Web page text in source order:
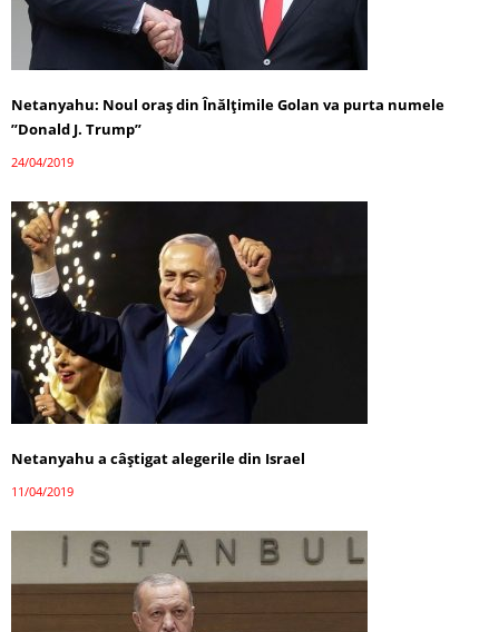
Netanyahu: Noul oraș din Înălțimile Golan va purta numele
”Donald J. Trump”
24/04/2019
Netanyahu a câştigat alegerile din Israel
11/04/2019